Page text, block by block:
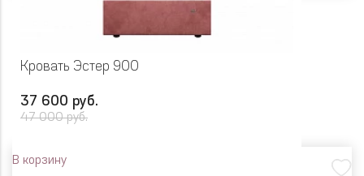
Кровать Эстер 900
37 600 руб.
47 000 руб.
В корзину